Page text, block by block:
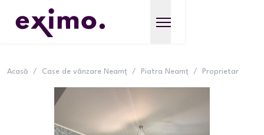
Acasă / Case de vânzare Neamț / Piatra Neamț / Proprietar